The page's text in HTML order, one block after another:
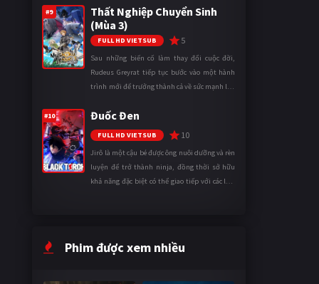
thành một mạo hiểm gi ...
#9
Thất Nghiệp Chuyển Sinh
(Mùa 3)
FULL HD VIETSUB 5
Sau những biến cố làm thay đổi cuộc đời,
Rudeus Greyrat tiếp tục bước vào một hành
trình mới để trưởng thành cả về sức mạnh lẫn
ngày càng khắc nghiệt, anh ...
#10 Đuốc Đen
FULL HD VIETSUB 10
Jirô là một cậu bé được ông nuôi dưỡng và rèn
luyện để trở thành ninja, đồng thời sở hữu
khả năng đặc biệt có thể giao tiếp với các loài
Phim được xem nhiều